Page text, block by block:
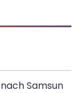
Samsun